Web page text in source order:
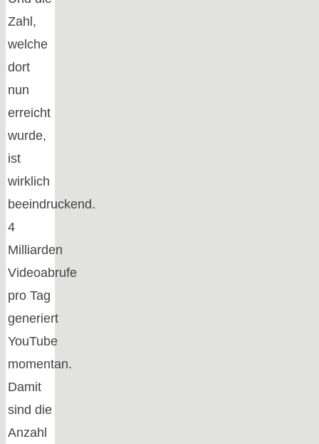
Zahl,
welche
dort
nun
erreicht
wurde,
ist
wirklich
beeindruckend.
4
Milliarden
Videoabrufe
pro Tag
generiert
YouTube
momentan.
Damit
sind die
Anzahl